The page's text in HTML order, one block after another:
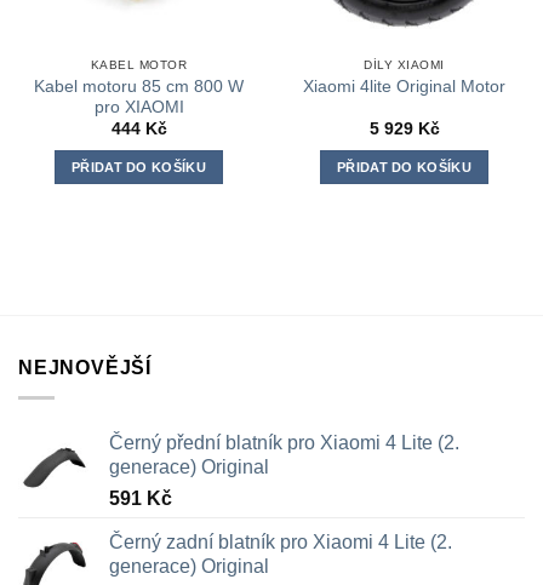
KABEL MOTOR
Kabel motoru 85 cm 800 W
pro XIAOMI
444 Kč
PŘIDAT DO KOŠÍKU
DÍLY XIAOMI
Xiaomi 4lite Original Motor
5 929 Kč
PŘIDAT DO KOŠÍKU
NEJNOVĚJŠÍ
Černý přední blatník pro Xiaomi 4 Lite (2.
generace) Original
591 Kč
Černý zadní blatník pro Xiaomi 4 Lite (2.
generace) Original